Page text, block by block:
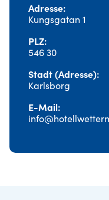
Adresse
Kungsgatan 1
PLZ
546 30
Stadt (Adresse)
Karlsborg
E-Mail